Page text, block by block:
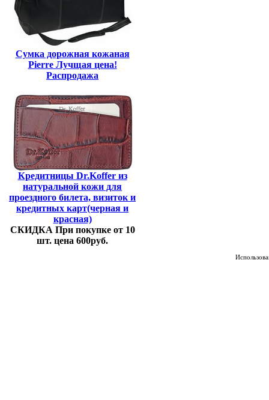
Сумка дорожная кожаная
Pierre Лучщая цена!
Распродажа
Кредитницы Dr.Koffer из
натуральной кожи для
проездного билета, визиток и
кредитных карт(черная и
красная)
СКИДКА При покупке от 10
шт. цена 600руб.